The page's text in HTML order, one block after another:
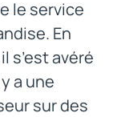
le service
En
s’est avéré
a une
sur des